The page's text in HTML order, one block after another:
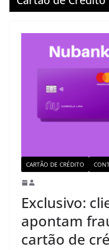
CARTÃO DE CRÉDITO
Exclusivo:
apontam
cartão de